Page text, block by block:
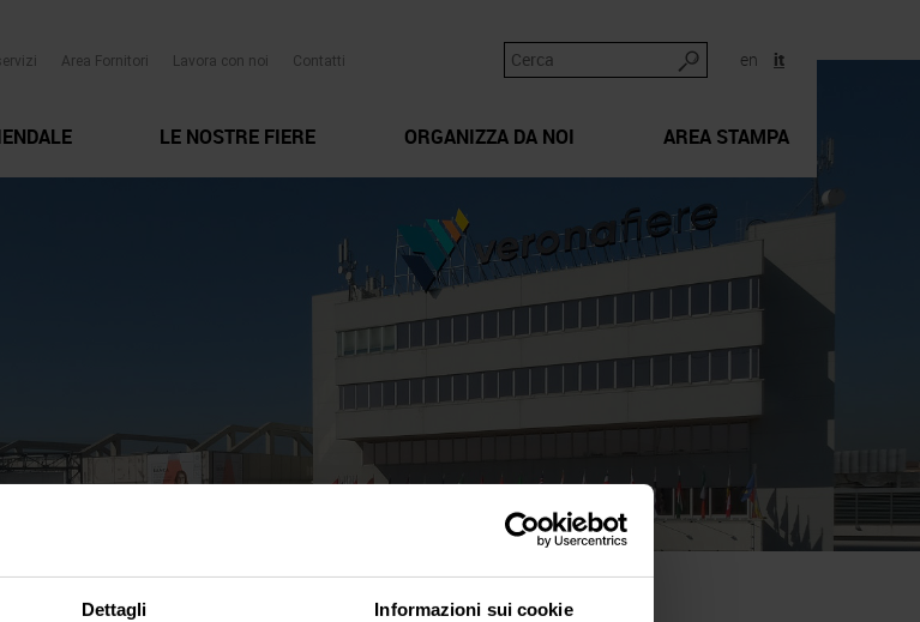
Dettagli Informazioni sui cookie
en it
Area Fornitori Lavora con noi Contatti
LE NOSTRE FIERE ORGANIZZA DA NOI AREA STAMPA
Esposizione Canina 2015